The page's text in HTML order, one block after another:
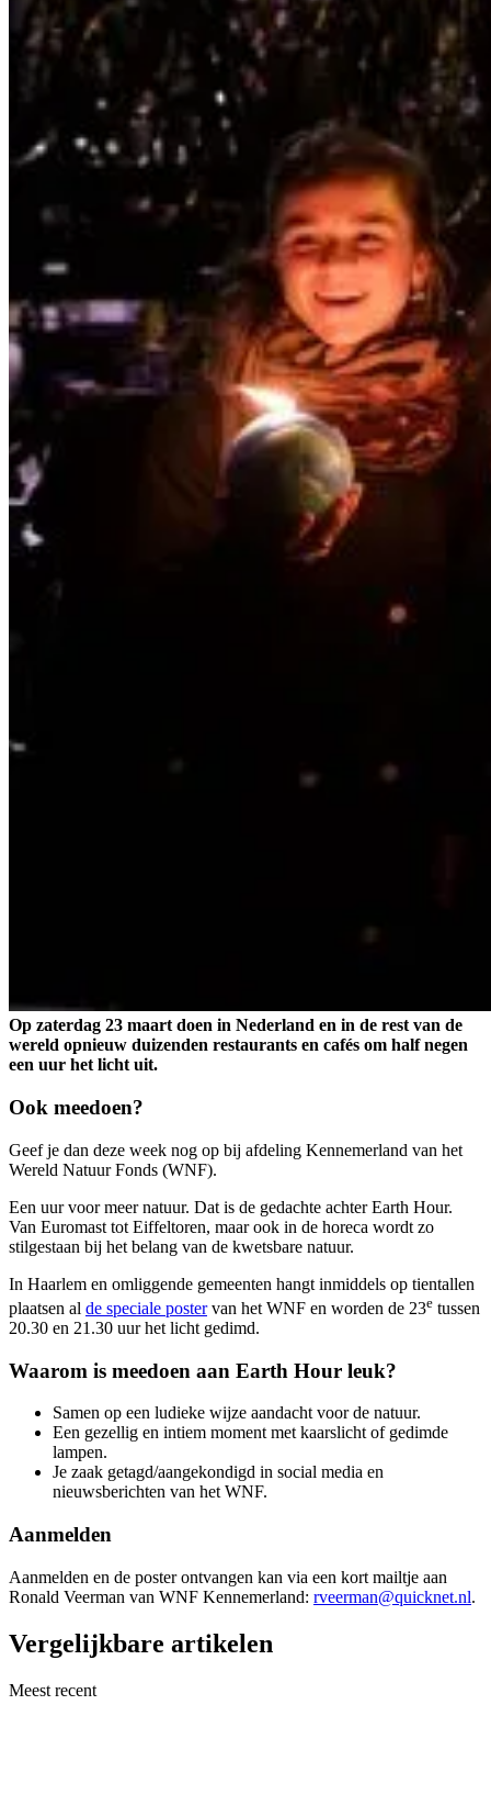
Op zaterdag 23 maart doen in Nederland en in de rest van de
wereld opnieuw duizenden restaurants en cafés om half negen
een uur het licht uit.
Ook meedoen?
Geef je dan deze week nog op bij afdeling Kennemerland van het
Wereld Natuur Fonds (WNF).
Een uur voor meer natuur. Dat is de gedachte achter Earth Hour.
Van Euromast tot Eiffeltoren, maar ook in de horeca wordt zo
stilgestaan bij het belang van de kwetsbare natuur.
In Haarlem en omliggende gemeenten hangt inmiddels op tientallen
plaatsen al de speciale postervan het WNF en worden de 23e tussen
20.30 en 21.30 uur het licht gedimd.
Waarom is meedoen aan Earth Hour leuk?
Samen op een ludieke wijze aandacht voor de natuur.
Een gezellig en intiem moment met kaarslicht of gedimde
lampen.
Je zaak getagd/aangekondigd in social media en
nieuwsberichten van het WNF.
Aanmelden
Aanmelden en de poster ontvangen kan via een kort mailtje aan
Ronald Veerman van WNF Kennemerland: rveerman@quicknet.nl.
Vergelijkbare artikelen
Meest recent